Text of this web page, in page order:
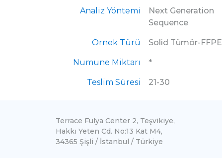
Analiz Yöntemi
Next Generation
Sequence
Örnek Türü Solid Tümör-FFPE
Numune Miktarı *
Teslim Süresi 21-30
Terrace Fulya Center 2, Teşvikiye,
Hakkı Yeten Cd. No:13 Kat M4,
34365 Şişli / İstanbul / Türkiye